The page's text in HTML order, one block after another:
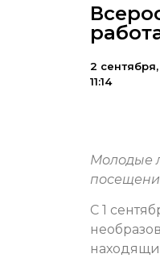
2 сентября,
11:14
Молодые
C 1